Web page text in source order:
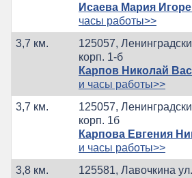
Исаева Мария
часы работы>>
3,7 км.
125057,
корп. 1-б
Карпов Николай
и часы работы>>
3,7 км.
125057,
корп. 1б
Карпова Евгения
и часы работы>>
3,8 км.
125581, Лавочкина